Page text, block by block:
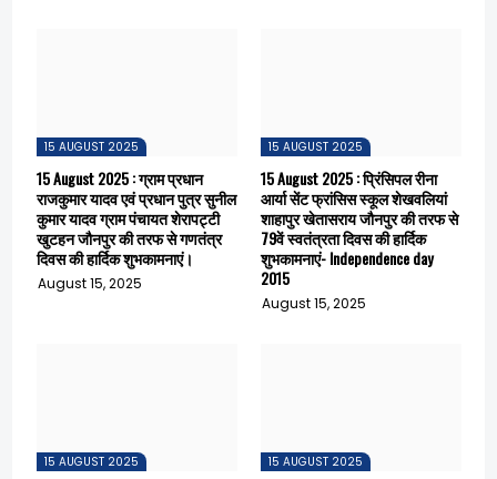
15 AUGUST 2025
15 August 2025 : ग्राम प्रधान
राजकुमार यादव एवं प्रधान पुत्र सुनील
कुमार यादव ग्राम पंचायत शेरापट्टी
खुटहन जौनपुर की तरफ से गणतंत्र
दिवस की हार्दिक शुभकामनाएं।
August 15, 2025
15 AUGUST 2025
15 August 2025 : प्रिंसिपल रीना
आर्या सेंट फ्रांसिस स्कूल शेखवलियां
शाहापुर खेतासराय जौनपुर की तरफ से
79वें स्वतंत्रता दिवस की हार्दिक
शुभकामनाएं- Independence day
2015
August 15, 2025
15 AUGUST 2025 15 AUGUST 2025